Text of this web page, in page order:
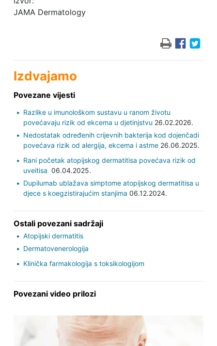
JAMA Dermatology
Izdvajamo
Povezane vijesti
Razlike u imunološkom sustavu u ranom životu
povećavaju rizik od ekcema u djetinjstvu 26.02.2026.
Nedostatak određenih crijevnih bakterija kod dojenčadi
povećava rizik od alergija, ekcema i astme26.06.2025.
Rani početak atopijskog dermatitisa povećava rizik od
uveitisa 06.04.2025.
Dupilumab ublažava simptome atopijskog dermatitisa u
djece s koegzistirajućim stanjima 06.12.2024.
Ostali povezani sadržaji
Atopijski dermatitis
Dermatovenerologija
Klinička farmakologija s toksikologijom
Povezani video prilozi